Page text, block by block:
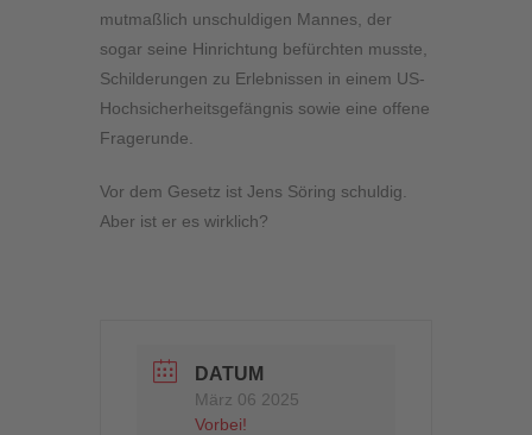
mutmaßlich unschuldigen Mannes, der
sogar seine Hinrichtung befürchten musste,
Schilderungen zu Erlebnissen in einem US-
Hochsicherheitsgefängnis sowie eine offene
Fragerunde.
Vor dem Gesetz ist Jens Söring schuldig.
Aber ist er es wirklich?
DATUM
März 06 2025
Vorbei!